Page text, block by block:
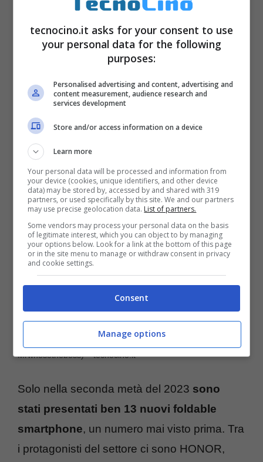
Il Samsung Z Flip 5 è stato giudicato uno dei migliori
smartphone pieghevoli in circolazione (Foto YouTube
Mrwhosetheboss) – tecnocino.it
Solo nella seconda metà del 2023 sono
stati presentati ben 13 nuovi foldable
smartphone, un numero mai visto prima. Tra
i protagonisti del settore ci sono HONOR,
tecnocino.it asks for your consent to use
your personal data for the following
purposes:
Personalised advertising and content, advertising and
content measurement, audience research and
services development
Store and/or access information on a device
Learn more
Your personal data will be processed and information from
your device (cookies, unique identifiers, and other device
data) may be stored by, accessed by and shared with 319
partners, or used specifically by this site. We and our partners
may use precise geolocation data. List of partners.
Some vendors may process your personal data on the basis
of legitimate interest, which you can object to by managing
your options below. Look for a link at the bottom of this page
or in the site menu to manage or withdraw consent in privacy
and cookie settings.
Consent
Manage options